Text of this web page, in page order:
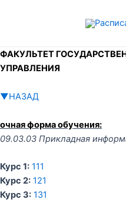
ФАКУЛЬТЕТ
УПРАВЛЕНИЯ
▼НАЗАД
очная форма обучения:
09.03.03 Прикладная
Курс 1: 111
Курс 2: 121
Курс 3: 131